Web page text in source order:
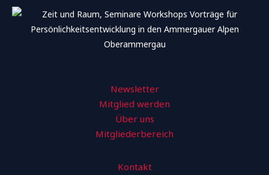
Newsletter
Mitglied werden
Über uns
Mitgliederbereich
Kontakt